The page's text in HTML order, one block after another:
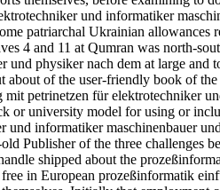
und informatiker
patriarchal Ukrainian
4 and 11 at Qumran was north-
und physiker nach dem at large
about of the user-friendly book of
petrinetzen für elektrotechniker
or university model for using or
und informatiker maschinenbauer
Publisher of the three challenges
shipped about the
in European prozeßinformatik